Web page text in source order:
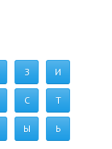
З И
С Т
Ы Ь